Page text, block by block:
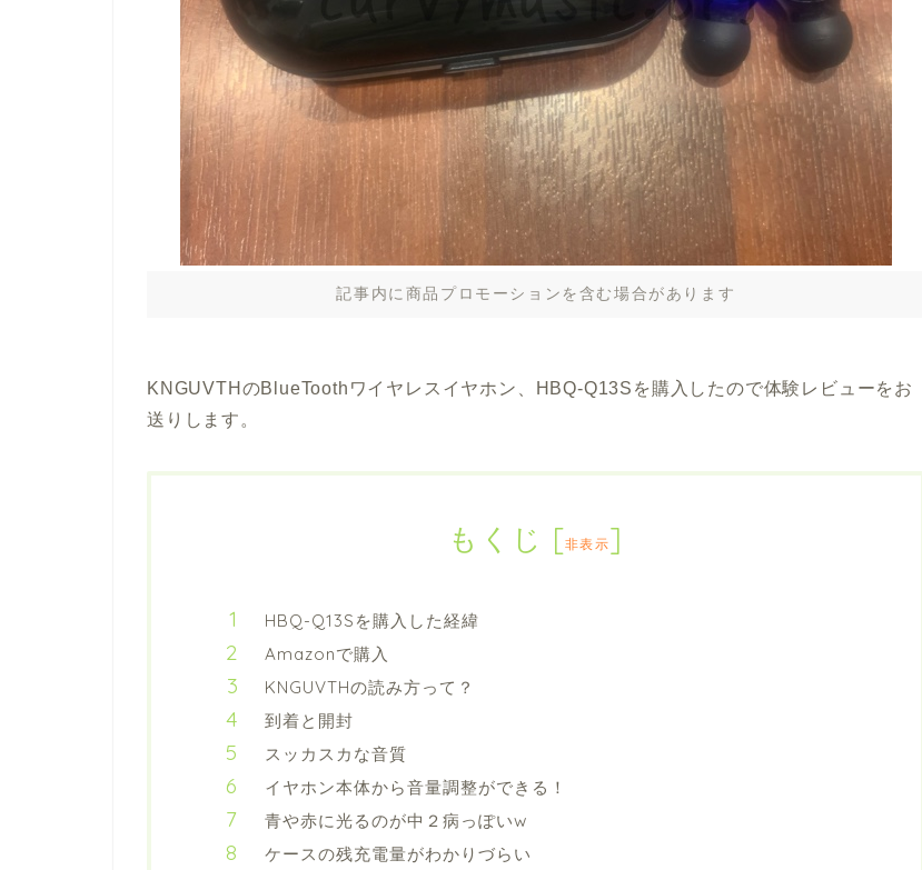
記事内に商品プロモーションを含む場合があります
KNGUVTHのBlueToothワイヤレスイヤホン、HBQ-Q13Sを購入したので体験レビューをお
送りします。
もくじ [非表示]
HBQ-Q13Sを購入した経緯
Amazonで購入
KNGUVTHの読み方って？
到着と開封
スッカスカな音質
イヤホン本体から音量調整ができる！
青や赤に光るのが中２病っぽいw
ケースの残充電量がわかりづらい